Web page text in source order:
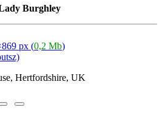
Burghley
px (0,2 Mb)
Hertfordshire, UK